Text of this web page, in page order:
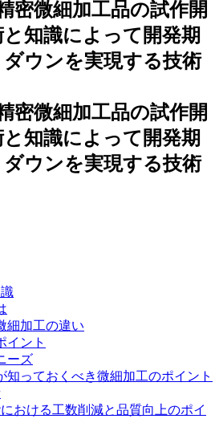
細加工の違い
イント
ーズ
知っておくべき微細加工のポイント
おける工数削減と品質向上のポイ